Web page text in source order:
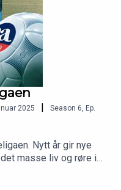
2025 | Season 6 Ep.
Nytt år gir nye
masse liv og røre i
og er
Oslo-fotballen. I